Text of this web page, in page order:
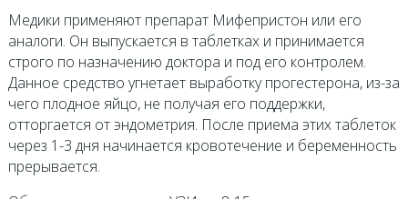
Медики применяют препарат Мифепристон или его
аналоги. Он выпускается в таблетках и принимается
строго по назначению доктора и под его контролем.
Данное средство угнетает выработку прогестерона, из-за
чего плодное яйцо, не получая его поддержки,
отторгается от эндометрия. После приема этих таблеток
через 1-3 дня начинается кровотечение и беременность
прерывается.